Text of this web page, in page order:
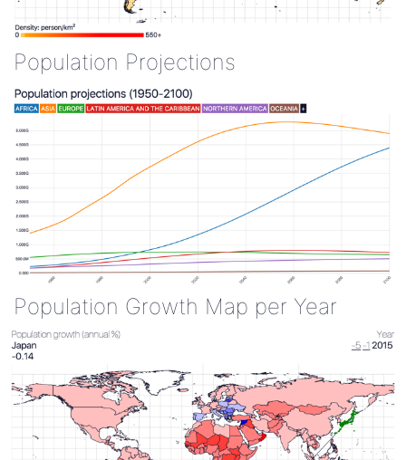
Population Projections
Population Growth Map per Year